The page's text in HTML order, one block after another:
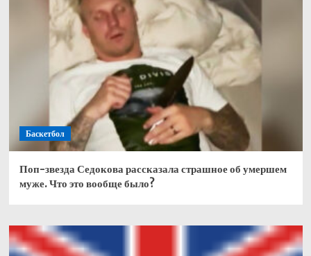
Баскетбол
Поп-звезда Седокова рассказала страшное об умершем
муже. Что это вообще было?